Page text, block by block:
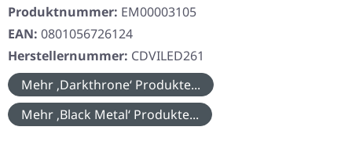
Produktnummer: EM00003105
EAN: 0801056726124
Herstellernummer: CDVILED261
Mehr ‚Darkthrone‘ Produkte...
Mehr ‚Black Metal‘ Produkte...